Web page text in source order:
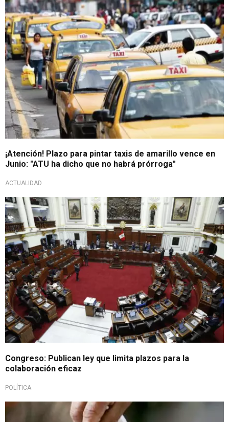
¡Atención! Plazo para pintar taxis de amarillo vence en
Junio: "ATU ha dicho que no habrá prórroga"
ACTUALIDAD
Votación fue en diciembre
Congreso: Publican ley que limita plazos para la
colaboración eficaz
POLÍTICA